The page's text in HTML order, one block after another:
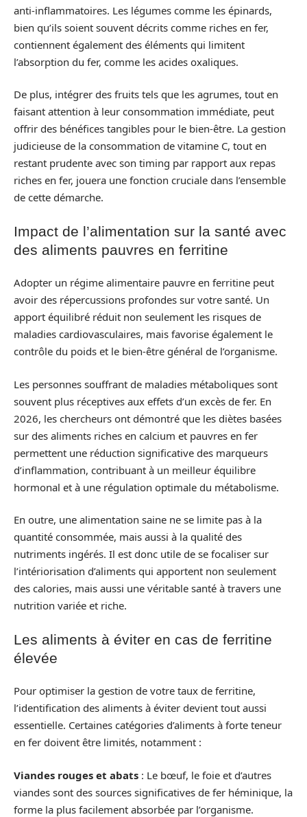
anti-inflammatoires. Les légumes comme les épinards,
bien qu’ils soient souvent décrits comme riches en fer,
contiennent également des éléments qui limitent
l’absorption du fer, comme les acides oxaliques.
De plus, intégrer des fruits tels que les agrumes, tout en
faisant attention à leur consommation immédiate, peut
offrir des bénéfices tangibles pour le bien-être. La gestion
judicieuse de la consommation de vitamine C, tout en
restant prudente avec son timing par rapport aux repas
riches en fer, jouera une fonction cruciale dans l’ensemble
de cette démarche.
Impact de l’alimentation sur la santé avec
des aliments pauvres en ferritine
Adopter un régime alimentaire pauvre en ferritine peut
avoir des répercussions profondes sur votre santé. Un
apport équilibré réduit non seulement les risques de
maladies cardiovasculaires, mais favorise également le
contrôle du poids et le bien-être général de l’organisme.
Les personnes souffrant de maladies métaboliques sont
souvent plus réceptives aux effets d’un excès de fer. En
2026, les chercheurs ont démontré que les diètes basées
sur des aliments riches en calcium et pauvres en fer
permettent une réduction significative des marqueurs
d’inflammation, contribuant à un meilleur équilibre
hormonal et à une régulation optimale du métabolisme.
En outre, une alimentation saine ne se limite pas à la
quantité consommée, mais aussi à la qualité des
nutriments ingérés. Il est donc utile de se focaliser sur
l’intériorisation d’aliments qui apportent non seulement
des calories, mais aussi une véritable santé à travers une
nutrition variée et riche.
Les aliments à éviter en cas de ferritine
élevée
Pour optimiser la gestion de votre taux de ferritine,
l’identification des aliments à éviter devient tout aussi
essentielle. Certaines catégories d’aliments à forte teneur
en fer doivent être limités, notamment :
Viandes rouges et abats : Le bœuf, le foie et d’autres
viandes sont des sources significatives de fer héminique, la
forme la plus facilement absorbée par l’organisme.